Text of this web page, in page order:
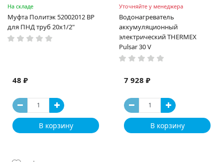
На складе
Муфта Политэк 52002012 ВР
для ПНД труб 20x1/2"
48 ₽
В корзину
Уточняйте у менеджера
Водонагреватель
аккумуляционный
электрический THERMEX
Pulsar 30 V
7 928 ₽
В корзину